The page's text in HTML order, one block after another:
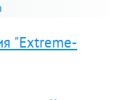
"Extreme-